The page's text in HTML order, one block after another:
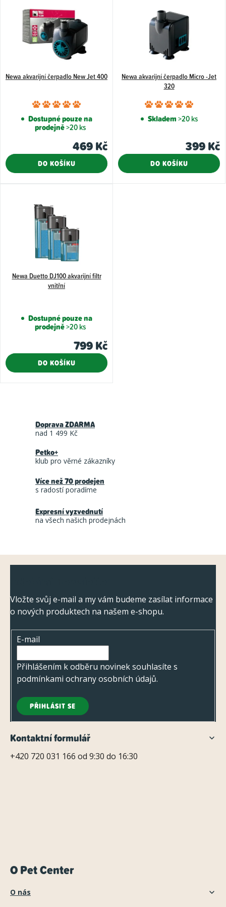
r
t
ů
Newa akvarijní čerpadlo New Jet 400
Průměrné
hodnocení
produktu
je
5,0
Dostupné pouze na
prodejně>20 ks
469 Kč
DO KOŠÍKU
Newa akvarijní čerpadlo Micro -Jet
320
je
5,0
Skladem>20 ks
399 Kč
DO KOŠÍKU
Newa Duetto DJ100 akvarijní filtr
vnitřní
Dostupné pouze na
prodejně>20 ks
799 Kč
DO KOŠÍKU
d
p
r
k
ý
p
i
Doprava ZDARMA
nad 1 499 Kč
Petko+
klub pro věrné zákazníky
Více než 70 prodejen
s radostí poradíme
Expresní vyzvednutí
na všech našich prodejnách
Vložte svůj e-mail a my vám budeme zasílat informace
o nových produktech na našem e-shopu.
E-mail
Přihlášením k odběru novinek souhlasíte s
podmínkami ochrany osobních údajů.
PŘIHLÁSIT SE
Kontaktní formulář
+420 720 031 166 od 9:30 do 16:30
O Pet Center
O nás